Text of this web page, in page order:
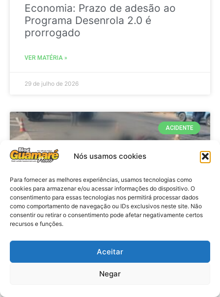
Nós usamos cookies
Para fornecer as melhores experiências, usamos tecnologias como
cookies para armazenar e/ou acessar informações do dispositivo. O
consentimento para essas tecnologias nos permitirá processar dados
como comportamento de navegação ou IDs exclusivos neste site. Não
consentir ou retirar o consentimento pode afetar negativamente certos
recursos e funções.
Aceitar
Negar
Economia: Prazo de adesão ao
Programa Desenrola 2.0 é
prorrogado
VER MATÉRIA »
29 de julho de 2026
ACIDENTE
Acidente: A caminho do trabalho
professora se envolve em
acidente e vai a obito na RN 118
no Alto do Rodrigues, RN